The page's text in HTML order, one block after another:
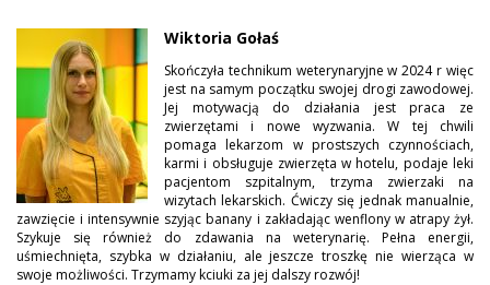
Wiktoria Gołaś
Skończyła technikum weterynaryjne w 2024 r więc
jest na samym początku swojej drogi zawodowej.
Jej motywacją do działania jest praca ze
zwierzętami i nowe wyzwania. W tej chwili
pomaga lekarzom w prostszych czynnościach,
karmi i obsługuje zwierzęta w hotelu, podaje leki
pacjentom szpitalnym, trzyma zwierzaki na
wizytach lekarskich. Ćwiczy się jednak manualnie,
zawzięcie i intensywnie szyjąc banany i zakładając wenflony w atrapy żył.
Szykuje się również do zdawania na weterynarię. Pełna energii,
uśmiechnięta, szybka w działaniu, ale jeszcze troszkę nie wierząca w
swoje możliwości. Trzymamy kciuki za jej dalszy rozwój!